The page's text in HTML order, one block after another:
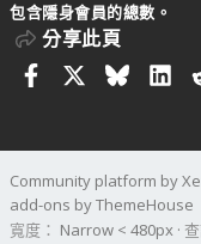
包含隱身會員的總數。
分享此頁
Facebook
Community platform by
add-ons by ThemeHouse
寬度